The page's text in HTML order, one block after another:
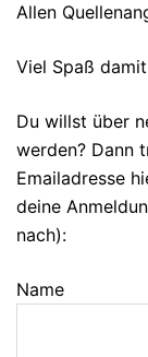
Allen
Viel Spaß
Du willst über
werden? Dann
Emailadresse
deine
nach):
Name